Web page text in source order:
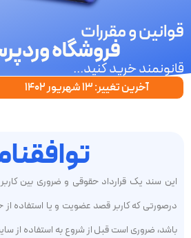
قوانین و مقررات
فروشگاه
قانونمند خرید کنید...
آخرین تغییر: 13 شهریور 1402
این سند یک قرارداد حقوقی و ضروری بین
درصورتی ‌که کاربر قصد عضویت و یا استفاده از
باشد، ضروری است قبل از شروع به استفاده از